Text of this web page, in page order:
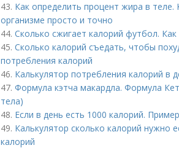
43. Как определить процент жира в
организме просто и точно
44. Сколько сжигает калорий футбол.
45. Сколько калорий съедать, чтобы
потребления калорий
46. Калькулятор потребления калорий в
47. Формула кэтча макардла. Формула
тела)
48. Если в день есть 1000 калорий.
49. Калькулятор сколько калорий нужно
калорий